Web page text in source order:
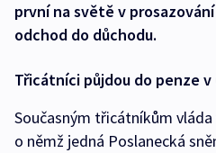
první na světě v
odchod do důchodu.
Třicátníci půjdou do penze v
Současným třicátníkům
o němž jedná Poslanecká